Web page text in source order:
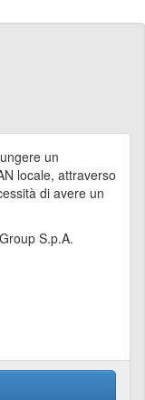
un
locale, attraverso
di avere un
S.p.A.